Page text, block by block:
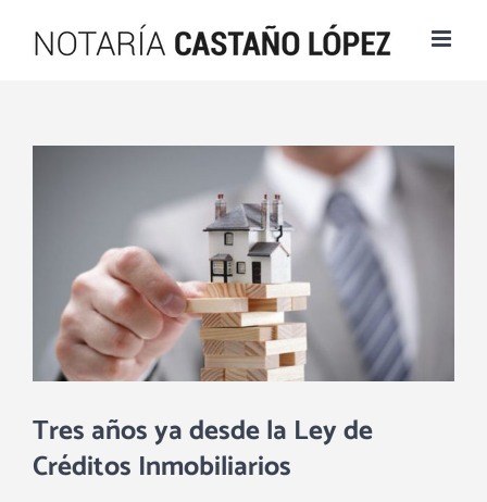
Tres años ya desde la Ley de
Créditos Inmobiliarios